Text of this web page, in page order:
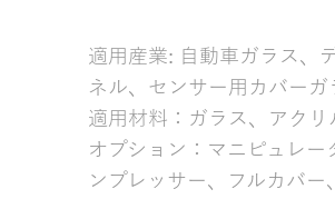
適用産業: 自動車ガラス、
ネル、センサー用カバーガ
適用材料：ガラス、アクリ
オプション：マニピュレー
ンプレッサー、フルカバ